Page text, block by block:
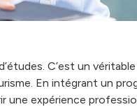
C’est un
En intégrant un
une expérience